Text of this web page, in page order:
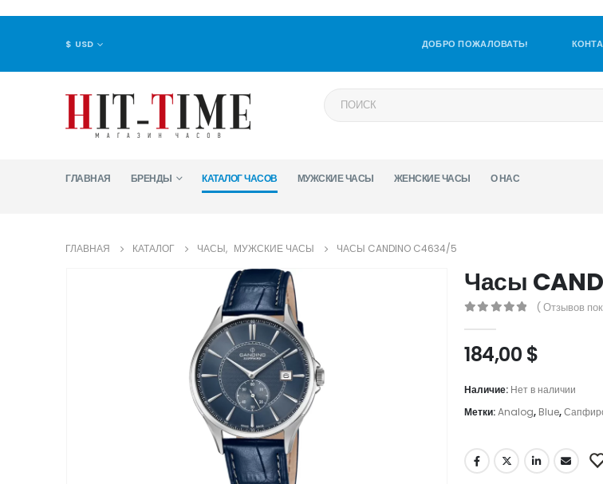
$ USD ДОБРО ПОЖАЛОВАТЬ!
ГЛАВНАЯ БРЕНДЫ КАТАЛОГ ЧАСОВ МУЖСКИЕ ЧАСЫ ЖЕНСКИЕ ЧАСЫ О НАС
ГЛАВНАЯ КАТАЛОГ ЧАСЫ, МУЖСКИЕ ЧАСЫ ЧАСЫ CANDINO C4634/5
Часы
( Отзывов
184,00 $
Наличие: Нет в наличии
Метки:Analog, Blue,